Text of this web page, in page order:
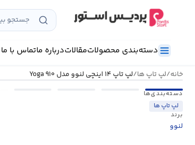
دسته‌بندی محصولاتمقالاتدرباره ماتماس با ما
خانه/لپ تاپ ها/لپ تاپ ۱۴ اینچی لنوو مدل Yoga ۹۱۰
دسته‌بندی‌ها
لپ تاپ ها
برند
لنوو